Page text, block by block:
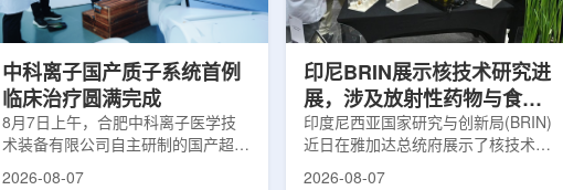
减少对周围正常组织的损伤，并促进
术后较快恢复。据该中心介绍，目前
一款特异性结合CAⅨ的肾癌小分子
诊断核药，适用于疑似或确认转移性
中科离子国产质子系统首例
临床治疗圆满完成
8月7日上午，合肥中科离子医学技
术装备有限公司自主研制的国产超导
回旋质子治疗系统，在合肥离子医学
2026-08-07
印尼BRIN展示核技术研究进
展，涉及放射性药物与食品
辐照应用
印度尼西亚国家研究与创新局(BRIN)
近日在雅加达总统府展示了核技术研
究成果。BRIN局长阿里夫·萨特里亚
2026-08-07